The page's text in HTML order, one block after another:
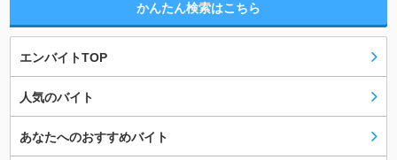
かんたん検索はこちら
エンバイトTOP
人気のバイト
あなたへのおすすめバイト